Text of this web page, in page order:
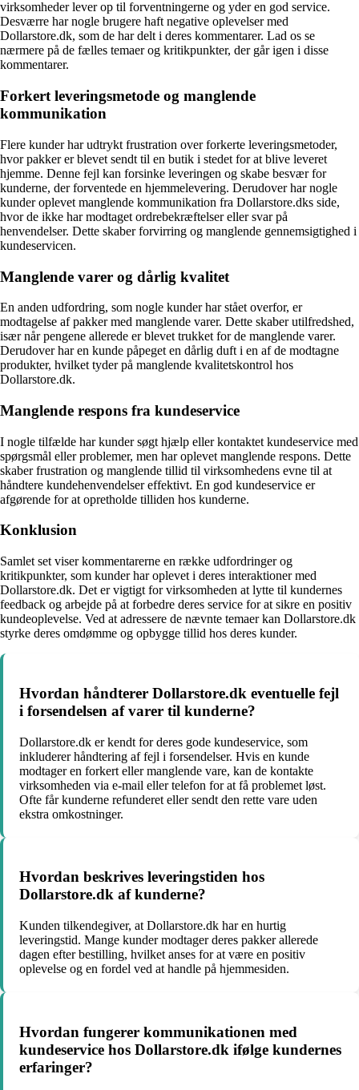
virksomheder lever op til forventningerne og yder en god service.
Desværre har nogle brugere haft negative oplevelser med
Dollarstore.dk, som de har delt i deres kommentarer. Lad os se
nærmere på de fælles temaer og kritikpunkter, der går igen i disse
kommentarer.
Forkert leveringsmetode og manglende
kommunikation
Flere kunder har udtrykt frustration over forkerte leveringsmetoder,
hvor pakker er blevet sendt til en butik i stedet for at blive leveret
hjemme. Denne fejl kan forsinke leveringen og skabe besvær for
kunderne, der forventede en hjemmelevering. Derudover har nogle
kunder oplevet manglende kommunikation fra Dollarstore.dks side,
hvor de ikke har modtaget ordrebekræftelser eller svar på
henvendelser. Dette skaber forvirring og manglende gennemsigtighed i
kundeservicen.
Manglende varer og dårlig kvalitet
En anden udfordring, som nogle kunder har stået overfor, er
modtagelse af pakker med manglende varer. Dette skaber utilfredshed,
især når pengene allerede er blevet trukket for de manglende varer.
Derudover har en kunde påpeget en dårlig duft i en af de modtagne
produkter, hvilket tyder på manglende kvalitetskontrol hos
Dollarstore.dk.
Manglende respons fra kundeservice
I nogle tilfælde har kunder søgt hjælp eller kontaktet kundeservice med
spørgsmål eller problemer, men har oplevet manglende respons. Dette
skaber frustration og manglende tillid til virksomhedens evne til at
håndtere kundehenvendelser effektivt. En god kundeservice er
afgørende for at opretholde tilliden hos kunderne.
Konklusion
Samlet set viser kommentarerne en række udfordringer og
kritikpunkter, som kunder har oplevet i deres interaktioner med
Dollarstore.dk. Det er vigtigt for virksomheden at lytte til kundernes
feedback og arbejde på at forbedre deres service for at sikre en positiv
kundeoplevelse. Ved at adressere de nævnte temaer kan Dollarstore.dk
styrke deres omdømme og opbygge tillid hos deres kunder.
Hvordan håndterer Dollarstore.dk eventuelle fejl
i forsendelsen af varer til kunderne?
Dollarstore.dk er kendt for deres gode kundeservice, som
inkluderer håndtering af fejl i forsendelser. Hvis en kunde
modtager en forkert eller manglende vare, kan de kontakte
virksomheden via e-mail eller telefon for at få problemet løst.
Ofte får kunderne refunderet eller sendt den rette vare uden
ekstra omkostninger.
Hvordan beskrives leveringstiden hos
Dollarstore.dk af kunderne?
Kunden tilkendegiver, at Dollarstore.dk har en hurtig
leveringstid. Mange kunder modtager deres pakker allerede
dagen efter bestilling, hvilket anses for at være en positiv
oplevelse og en fordel ved at handle på hjemmesiden.
Hvordan fungerer kommunikationen med
kundeservice hos Dollarstore.dk ifølge kundernes
erfaringer?